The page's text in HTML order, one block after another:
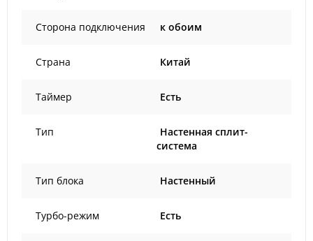
Сторона подключения к обоим
Страна Китай
Таймер Есть
Тип
Настенная сплит-
система
Тип блока Настенный
Турбо-режим Есть